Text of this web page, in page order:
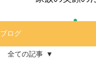
ブログ
全ての記事